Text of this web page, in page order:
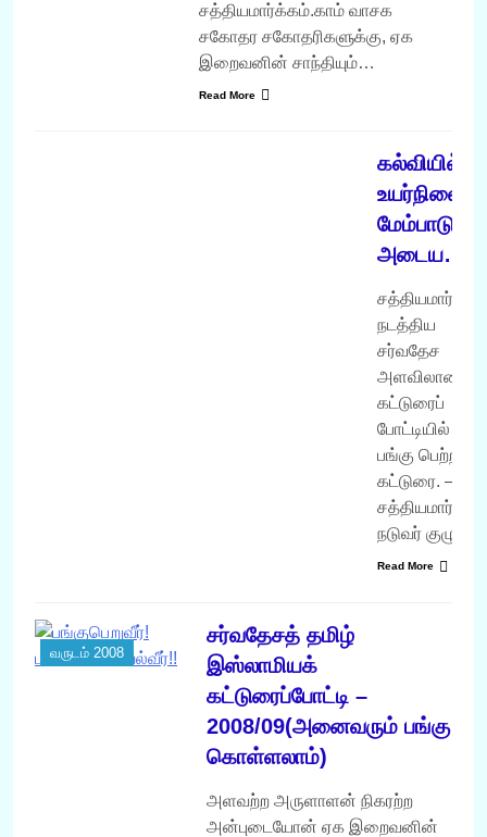
சத்தியமார்க்கம்.காம் வாசக
சகோதர சகோதரிகளுக்கு, ஏக
இறைவனின் சாந்தியும்…
Read More
கல்வியில்
உயர்நிலை
மேம்பாடு
அடைய…
சத்தியமார்க்கம்
நடத்திய
சர்வதேச
அளவிலான
கட்டுரைப்
போட்டியில்
பங்கு பெற்ற
கட்டுரை. –
சத்தியமார்க்கம்
நடுவர் குழு
Read More
வருடம் 2008
சர்வதேசத் தமிழ்
இஸ்லாமியக்
கட்டுரைப்போட்டி –
2008/09(அனைவரும் பங்கு
கொள்ளலாம்)
அளவற்ற அருளாளன் நிகரற்ற
அன்புடையோன் ஏக இறைவனின்